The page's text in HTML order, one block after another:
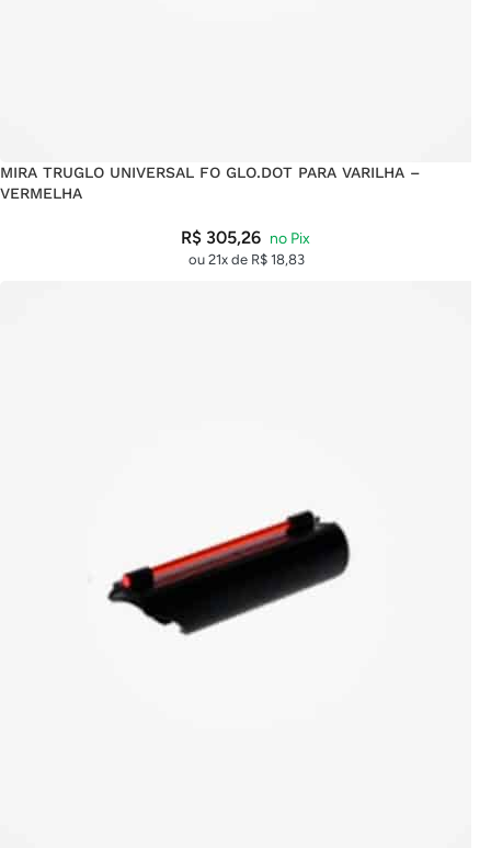
MIRA TRUGLO UNIVERSAL FO GLO.DOT PARA VARILHA –
VERMELHA
R$ 305,26
ou 21x de R$18,83